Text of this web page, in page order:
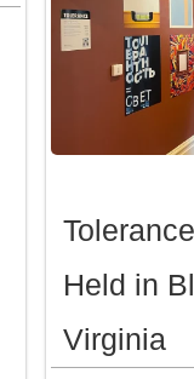
Held in
Virginia